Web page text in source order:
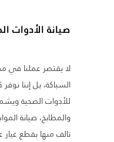
صيانة الأدوات
لا يقتصر عملنا في
السباكة، بل إننا
للأدوات الصحية
والمطابخ، صيانة
تالف منها بقطع غيار